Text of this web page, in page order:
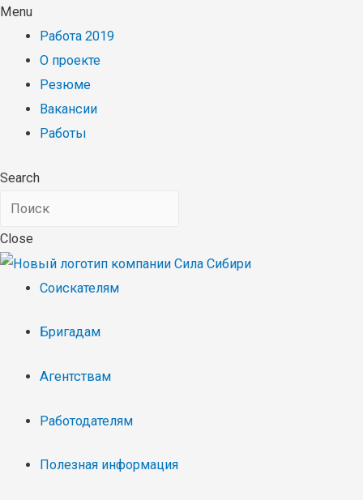
Menu
Работа 2019
О проекте
Резюме
Вакансии
Работы
Search
Close
Соискателям
Бригадам
Агентствам
Работодателям
Полезная информация